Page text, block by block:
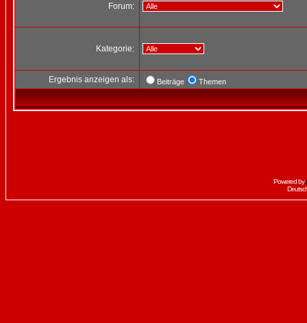
Forum:
Kategorie:
Ergebnis anzeigen als: Beiträge Themen
Powered by